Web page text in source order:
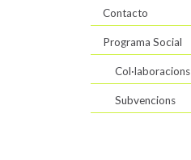
Contacto
Programa Social
Col·laboracions
Subvencions